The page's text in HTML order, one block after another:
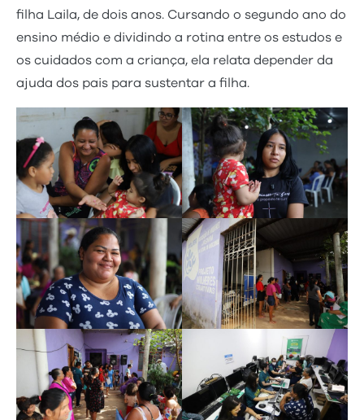
filha Laila, de dois anos. Cursando o segundo ano do
ensino médio e dividindo a rotina entre os estudos e
os cuidados com a criança, ela relata depender da
ajuda dos pais para sustentar a filha.